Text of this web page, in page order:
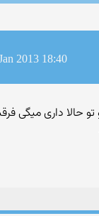
2013 18:40